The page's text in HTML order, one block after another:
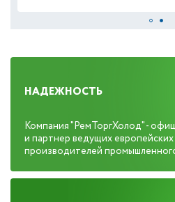
НАДЕЖНОСТЬ
Компания "РемТоргХолод" -
и партнер ведущих
производителей